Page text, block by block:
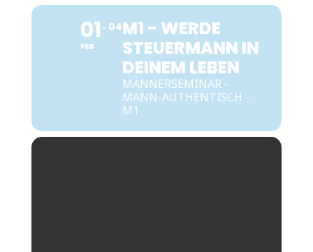
01
FEB
04M1 - WERDE
STEUERMANN IN
DEINEM LEBEN
MÄNNERSEMINAR -
MANN-AUTHENTISCH -
M1